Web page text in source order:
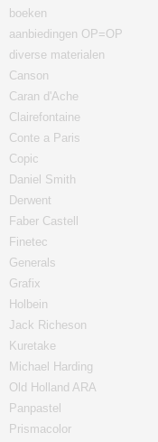
boeken
aanbiedingen OP=OP
diverse materialen
Canson
Caran d'Ache
Clairefontaine
Conte a Paris
Copic
Daniel Smith
Derwent
Faber Castell
Finetec
Generals
Grafix
Holbein
Jack Richeson
Kuretake
Michael Harding
Old Holland ARA
Panpastel
Prismacolor